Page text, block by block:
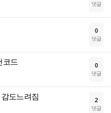
댓글
0
댓글
코드 0
댓글
도느려짐 2
댓글